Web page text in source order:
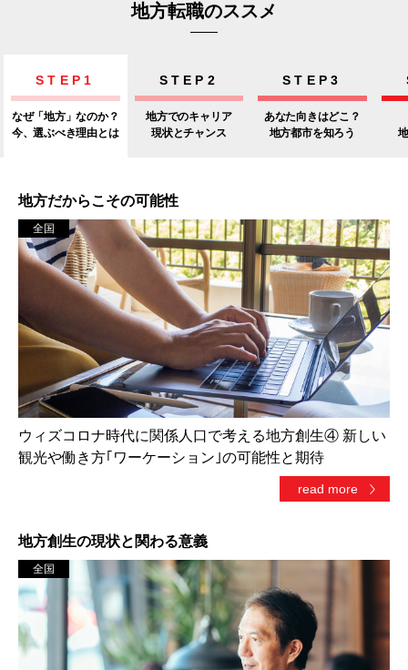
地方転職のススメ
STEP1
なぜ「地方」なのか？
今、選ぶべき理由とは
STEP2
地方でのキャリア
現状とチャンス
STEP3
あなた向きはどこ？
地方都市を知ろう
地方だからこその可能性
全国
ウィズコロナ時代に関係人口で考える地方創生④ 新しい
観光や働き方｢ワーケーション｣の可能性と期待
read more
地方創生の現状と関わる意義
全国